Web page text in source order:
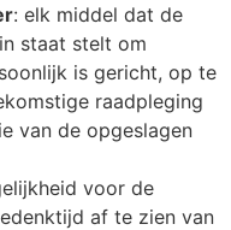
: elk middel dat de
staat stelt om
is gericht, op te
raadpleging
van de opgeslagen
voor de
af te zien van